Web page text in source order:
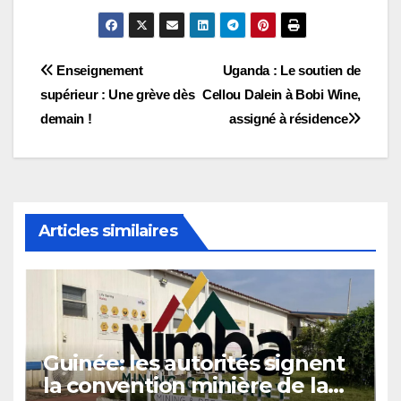
Navigation
de
l’article
Uganda : Le soutien de
Cellou Dalein à Bobi Wine,
assigné à résidence
Enseignement
supérieur : Une grève dès
demain !
Articles similaires
Guinée: les autorités signent
la convention minière de la